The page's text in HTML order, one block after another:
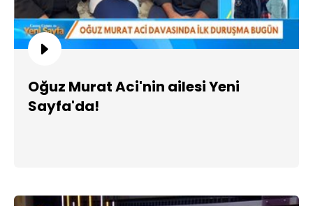
Oğuz Murat Aci'nin ailesi Yeni
Sayfa'da!